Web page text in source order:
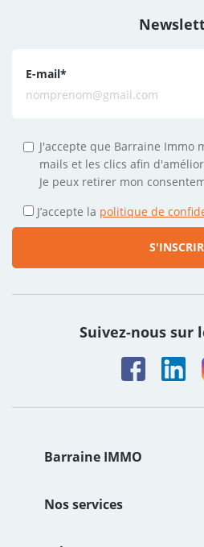
Barraine IMMO
Le groupe
Nos services
E-mail*
J'accepte que Barraine Immo
mails et les clics afin
Je peux retirer mon
J’accepte la politique de
Suivez-nous sur